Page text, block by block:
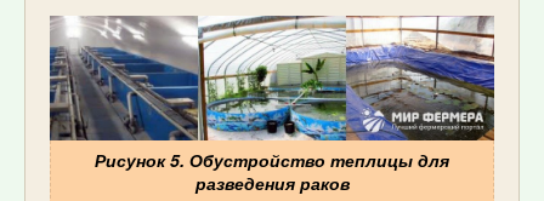
Рисунок 5. Обустройство теплицы для
разведения раков